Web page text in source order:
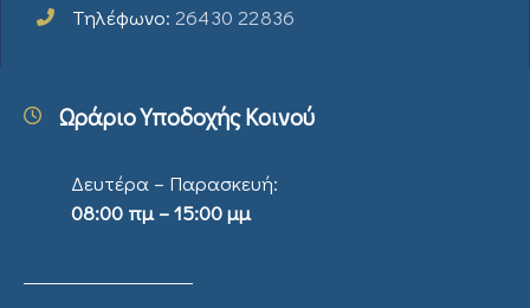
Τηλέφωνο: 26430 22836
Ωράριο Υποδοχής Κοινού
Δευτέρα – Παρασκευή:
08:00 πμ – 15:00 μμ